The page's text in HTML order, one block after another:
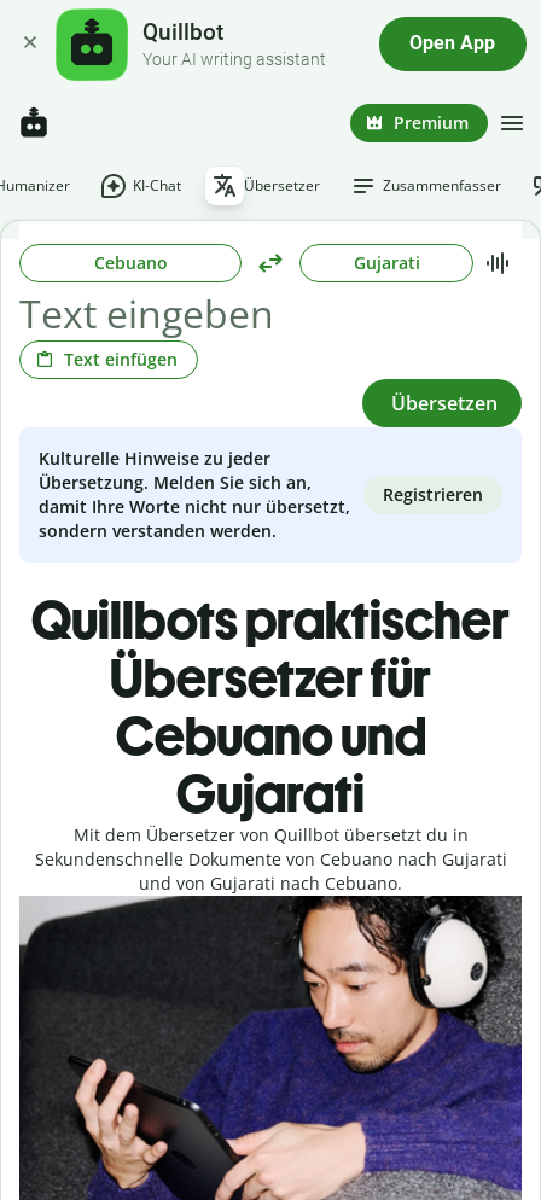
Quillbot
Your AI writing assistant
Open App
Premium
KI-Chat Übersetzer Zusammenfasser
Cebuano Gujarati
Text einfügen
Übersetzen
Kulturelle Hinweise zu jeder
Übersetzung. Melden Sie sich an,
damit Ihre Worte nicht nur übersetzt,
sondern verstanden werden.
Registrieren
Quillbots praktischer
Übersetzer für
Cebuano und
Gujarati
Mit dem Übersetzer von Quillbot übersetzt du in
Sekundenschnelle Dokumente von Cebuano nach Gujarati
und von Gujarati nach Cebuano.